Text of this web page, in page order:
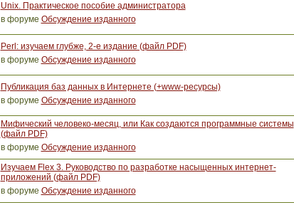
Unix. Практическое пособие администратора
в форуме Обсуждение изданного
Perl: изучаем глубже, 2-е издание (файл PDF)
в форуме Обсуждение изданного
Публикация баз данных в Интернете (+www-ресурсы)
в форуме Обсуждение изданного
Мифический человеко-месяц, или Как создаются программные системы
(файл PDF)
в форуме Обсуждение изданного
Изучаем Flex 3. Руководство по разработке насыщенных интернет-
приложений (файл PDF)
в форуме Обсуждение изданного